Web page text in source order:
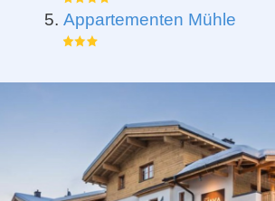
Appartementen Mühle